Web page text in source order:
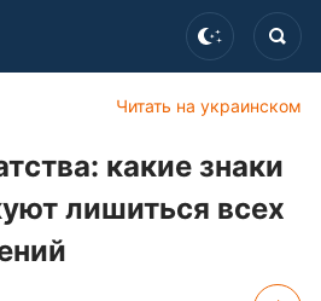
Читать на украинском
какие знаки
лишиться всех